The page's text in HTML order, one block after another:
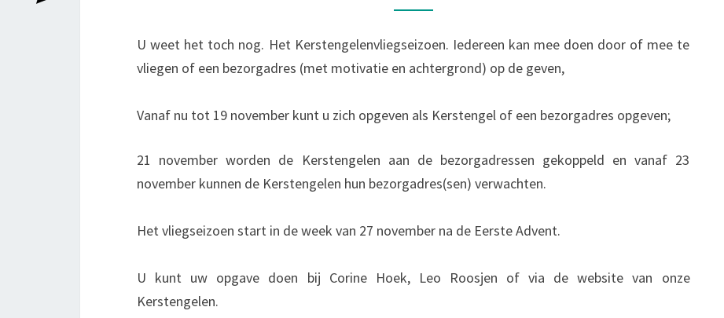
U weet het toch nog. Het Kerstengelenvliegseizoen. Iedereen kan mee doen door of mee te
vliegen of een bezorgadres (met motivatie en achtergrond) op de geven,
Vanaf nu tot 19 november kunt u zich opgeven als Kerstengel of een bezorgadres opgeven;
21 november worden de Kerstengelen aan de bezorgadressen gekoppeld en vanaf 23
november kunnen de Kerstengelen hun bezorgadres(sen) verwachten.
Het vliegseizoen start in de week van 27 november na de Eerste Advent.
U kunt uw opgave doen bij Corine Hoek, Leo Roosjen of via de website van onze
Kerstengelen.